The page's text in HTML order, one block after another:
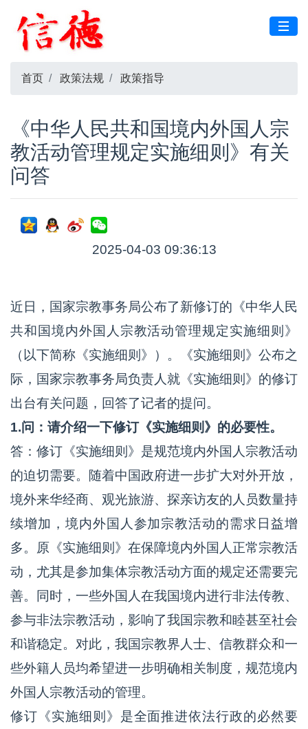
首页 政策法规 政策指导
《中华人民共和国境内外国人宗
教活动管理规定实施细则》有关
问答
2025-04-03 09:36:13
近日，国家宗教事务局公布了新修订的《中华人民
共和国境内外国人宗教活动管理规定实施细则》
（以下简称《实施细则》）。《实施细则》公布之
际，国家宗教事务局负责人就《实施细则》的修订
出台有关问题，回答了记者的提问。
1.问：请介绍一下修订《实施细则》的必要性。
答：修订《实施细则》是规范境内外国人宗教活动
的迫切需要。随着中国政府进一步扩大对外开放，
境外来华经商、观光旅游、探亲访友的人员数量持
续增加，境内外国人参加宗教活动的需求日益增
多。原《实施细则》在保障境内外国人正常宗教活
动，尤其是参加集体宗教活动方面的规定还需要完
善。同时，一些外国人在我国境内进行非法传教、
参与非法宗教活动，影响了我国宗教和睦甚至社会
和谐稳定。对此，我国宗教界人士、信教群众和一
些外籍人员均希望进一步明确相关制度，规范境内
外国人宗教活动的管理。
修订《实施细则》是全面推进依法行政的必然要